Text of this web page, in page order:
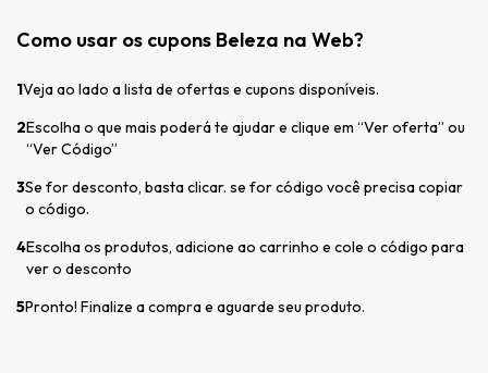
Como usar os cupons Beleza na Web?
1Veja ao lado a lista de ofertas e cupons disponíveis.
2Escolha o que mais poderá te ajudar e clique em “Ver oferta” ou
“Ver Código”
3Se for desconto, basta clicar. se for código você precisa copiar
o código.
4Escolha os produtos, adicione ao carrinho e cole o código para
ver o desconto
5Pronto! Finalize a compra e aguarde seu produto.